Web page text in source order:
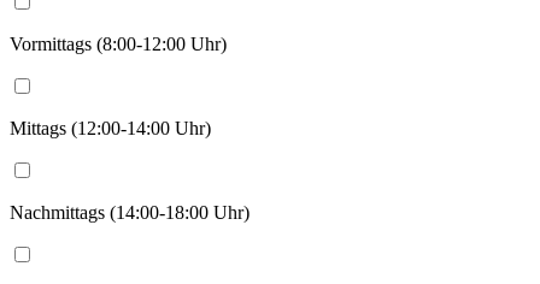
Vormittags (8:00-12:00 Uhr)
Mittags (12:00-14:00 Uhr)
Nachmittags (14:00-18:00 Uhr)